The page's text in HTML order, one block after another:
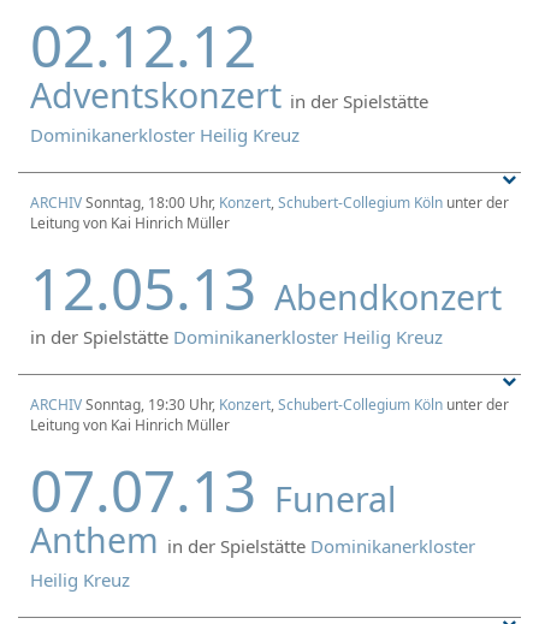
02.12.12
Adventskonzert in der Spielstätte
Dominikanerkloster Heilig Kreuz
ARCHIVSonntag, 18:00 Uhr, Konzert,Schubert-Collegium Köln unter der
Leitung von Kai Hinrich Müller
12.05.13 Abendkonzert
in der Spielstätte Dominikanerkloster Heilig Kreuz
ARCHIVSonntag, 19:30 Uhr, Konzert,Schubert-Collegium Köln unter der
Leitung von Kai Hinrich Müller
07.07.13 Funeral
Anthem in der Spielstätte Dominikanerkloster
Heilig Kreuz